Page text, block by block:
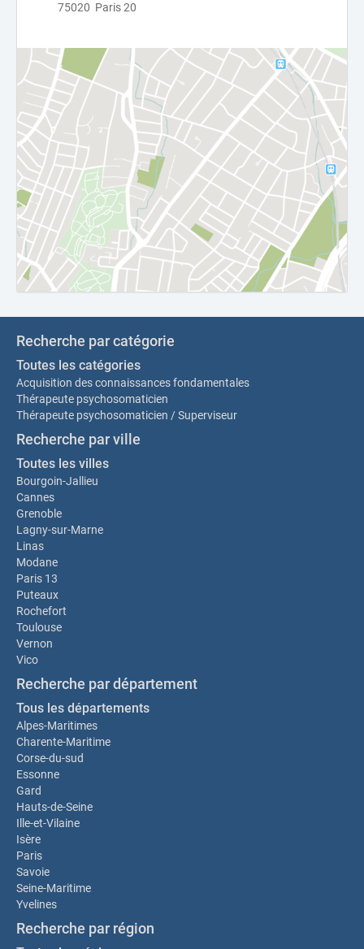
75020 Paris 20
Recherche par catégorie
Toutes les catégories
Acquisition des connaissances fondamentales
Thérapeute psychosomaticien
Thérapeute psychosomaticien / Superviseur
Recherche par ville
Toutes les villes
Bourgoin-Jallieu
Cannes
Grenoble
Lagny-sur-Marne
Linas
Modane
Paris 13
Puteaux
Rochefort
Toulouse
Vernon
Vico
Recherche par département
Tous les départements
Alpes-Maritimes
Charente-Maritime
Corse-du-sud
Essonne
Gard
Hauts-de-Seine
Ille-et-Vilaine
Isère
Paris
Savoie
Seine-Maritime
Yvelines
Recherche par région